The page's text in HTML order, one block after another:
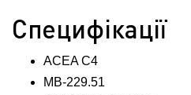
Специфікації
ACEA C4
MB-229.51